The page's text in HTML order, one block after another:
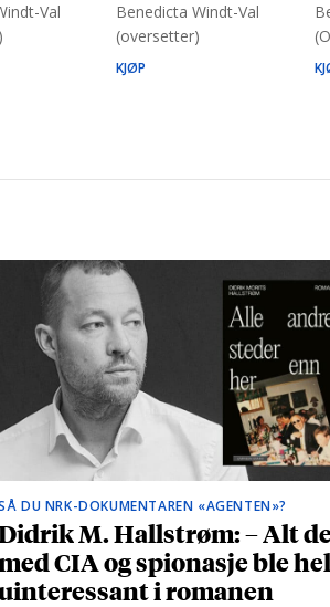
Val
Benedicta Windt-Val
(oversetter)
KJØP
DU NRK-DOKUMENTAREN «AGENTEN»?
M. Hallstrøm: – Alt
CIA og spionasje ble
i romanen